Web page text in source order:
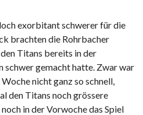
exorbitant schwerer für die
brachten die Rohrbacher
Titans bereits in der
schwer gemacht hatte. Zwar war
nicht ganz so schnell,
den Titans noch grössere
in der Vorwoche das Spiel